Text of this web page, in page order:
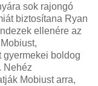
sok rajongó
biztosítana Ryan
ellenére az
gyermekei boldog
Nehéz
Mobiust arra,